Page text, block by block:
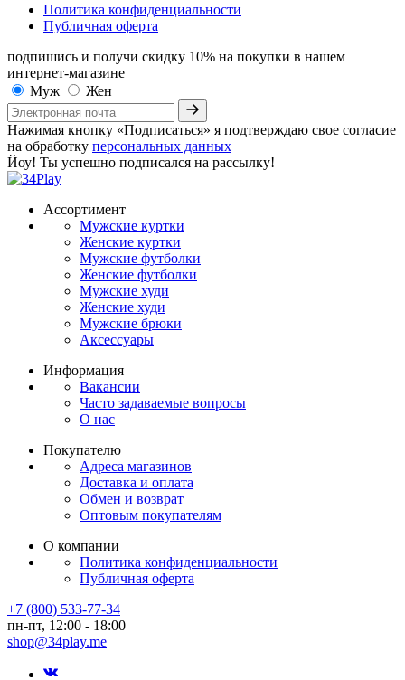
Политика конфиденциальности
Публичная оферта
подпишись и получи скидку 10% на покупки в нашем
интернет-магазине
Муж
Жен
Нажимая кнопку «Подписаться» я подтверждаю свое согласие
на обработку персональных данных
Йоу! Ты успешно подписался на рассылку!
Ассортимент
Мужские куртки
Женские куртки
Мужские футболки
Женские футболки
Мужские худи
Женские худи
Мужские брюки
Аксессуары
Информация
Вакансии
Часто задаваемые вопросы
О нас
Покупателю
Адреса магазинов
Доставка и оплата
Обмен и возврат
Оптовым покупателям
О компании
Политика конфиденциальности
Публичная оферта
+7 (800) 533-77-34
пн-пт, 12:00 - 18:00
shop@34play.me